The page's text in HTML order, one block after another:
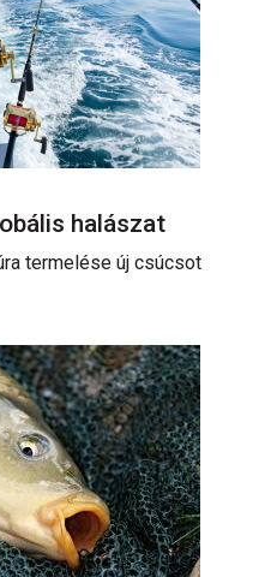
halászat
termelése új csúcsot